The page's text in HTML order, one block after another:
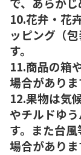
10.花弁・花
ッピング（
す。
11.商品の箱
場合がありま
12.果物は気
やチルドゆ
す。また台
場合がありま